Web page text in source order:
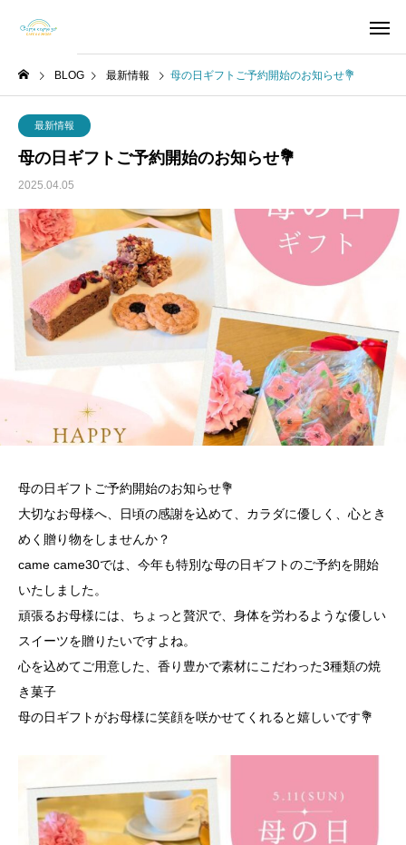
BLOG 最新情報 母の日ギフトご予約開始のお知らせ💐
最新情報
母の日ギフトご予約開始のお知らせ💐
2025.04.05
母の日ギフトご予約開始のお知らせ💐
大切なお母様へ、日頃の感謝を込めて、カラダに優しく、心とき
めく贈り物をしませんか？
came came30では、今年も特別な母の日ギフトのご予約を開始
いたしました。
頑張るお母様には、ちょっと贅沢で、身体を労わるような優しい
スイーツを贈りたいですよね。
心を込めてご用意した、香り豊かで素材にこだわった3種類の焼
き菓子
母の日ギフトがお母様に笑顔を咲かせてくれると嬉しいです💐